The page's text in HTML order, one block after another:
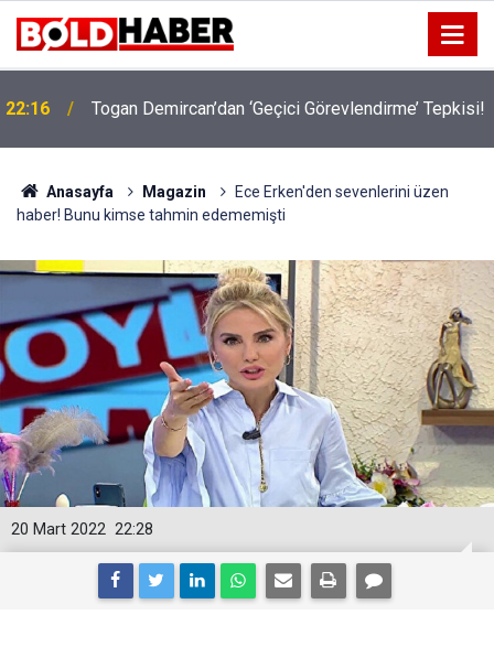
19:32 Sıcak Havalarda Ödem Şikayetini Hafife Almayın!
Anasayfa Magazin
Ece Erken'den sevenlerini üzen
haber! Bunu kimse tahmin edememişti
22:28
20 Mart 2022